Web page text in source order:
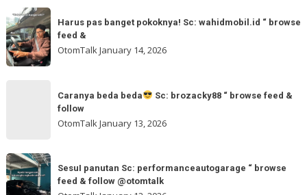
feed
trip.a_rentcar
“
browse
Harus
pas
banget
pokoknya!
wahidmobil.id
&
Harus pas banget pokoknya! Sc: wahidmobil.id “ browse
feed &
OtomTalkJanuary 14, 2026
Sc:
brozacky88
“
Caranya beda beda
Sc: brozacky88 “ browse feed &
follow
OtomTalk January 13, 2026
SesuI
panutan
SesuI panutan Sc: performanceautogarage “ browse
feed & follow @otomtalk